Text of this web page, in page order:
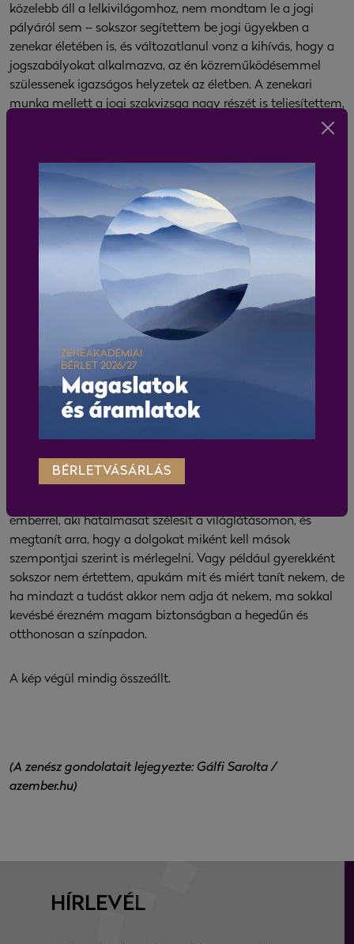
közelebb áll a lelkivilágomhoz, nem mondtam le a jogi
pályáról sem – sokszor segítettem be jogi ügyekben a
zenekar életében is, és változatlanul vonz a kihívás, hogy a
jogszabályokat alkalmazva, az én közreműködésemmel
szülessenek igazságos helyzetek az életben. A zenekari
munka mellett a jogi szakvizsga nagy részét is teljesítettem,
Számomra az életben nagyon fontosak az érzelmi
megélések. Egy koncert sem a tökéletesen tiszta hangok
miatt fog engem magával ragadni, sokkal inkább attól, ha
annak a dinamikája vagy a hangulata miatt valami
megmozdul, és ebbe az energiába mindannyian – mind a
zenészek, mind a közönség – be tudunk csatlakozni. Az
életnek olyan pillanatai ezek, amit akár boldogságnak is
Ráadásul nagyon szeretem a hegedűben azt, hogy ez egy
rendkívül érzékeny hangszer – kicsit olyan őt
megszólaltatni, mint egymás szemébe nézni, mert ha
valakinek van érzéke hozzá, nem lehet becsapni.
kirakós játékot, ahol végül minden kockának meglett a
helye. Hegedűművészként ügyvédjelöltnek álltam, ha ez
emberrel, aki hatalmasat szélesít a világlátásomon, és
megtanít arra, hogy a dolgokat miként kell mások
szempontjai szerint is mérlegelni. Vagy például gyerekként
sokszor nem értettem, apukám mit és miért tanít nekem, de
ha mindazt a tudást akkor nem adja át nekem, ma sokkal
kevésbé érezném magam biztonságban a hegedűn és
otthonosan a színpadon.
A kép végül mindig összeállt.
(A zenész gondolatait lejegyezte: Gálfi Sarolta /
azember.hu)
HÍRLEVÉL
BÉRLETVÁSÁRLÁS